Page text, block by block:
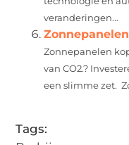
veranderingen...
Zonnepanelen
van CO2.?
een slimme zet.
Tags: